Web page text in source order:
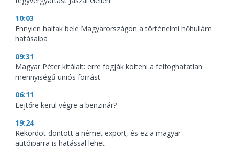
10:03
Ennyien haltak bele Magyarországon a történelmi hőhullám
hatásaiba
09:31
Magyar Péter kitálalt: erre fogják költeni a felfoghatatlan
mennyiségű uniós forrást
06:11
Lejtőre kerül végre a benzinár?
19:24
Rekordot döntött a német export, és ez a magyar
autóiparra is hatással lehet